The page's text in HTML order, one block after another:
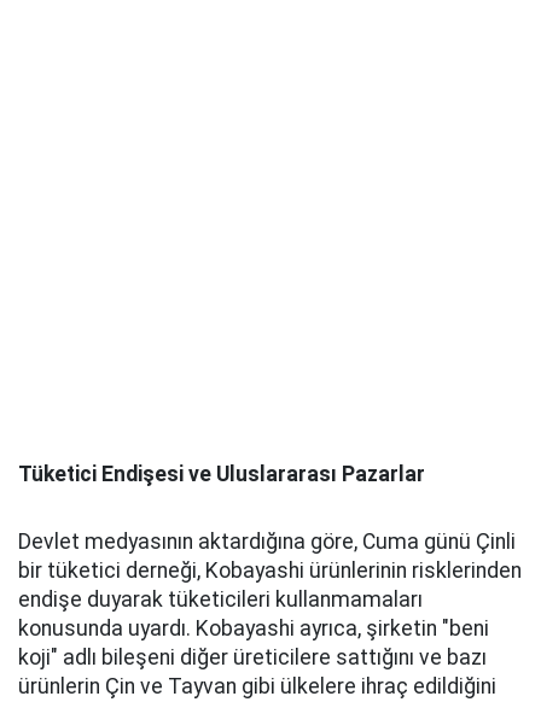
Tüketici Endişesi ve Uluslararası Pazarlar
Devlet medyasının aktardığına göre, Cuma günü Çinli
bir tüketici derneği, Kobayashi ürünlerinin risklerinden
endişe duyarak tüketicileri kullanmamaları
konusunda uyardı. Kobayashi ayrıca, şirketin "beni
koji" adlı bileşeni diğer üreticilere sattığını ve bazı
ürünlerin Çin ve Tayvan gibi ülkelere ihraç edildiğini